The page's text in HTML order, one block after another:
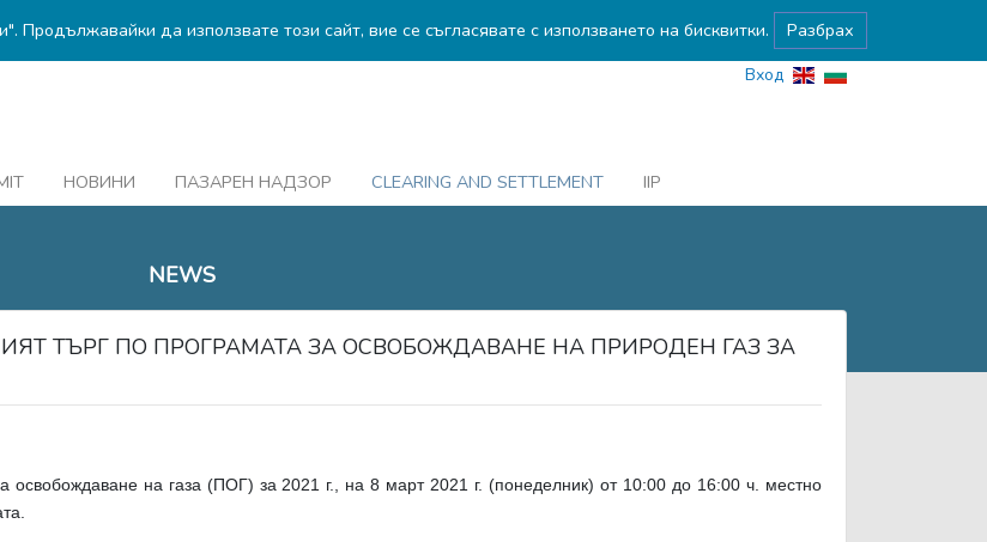
Продължавайки да използвате този сайт, вие се съгласявате с използването на бисквитки. Разбрах
Вход
НОВИНИ ПАЗАРЕН НАДЗОР CLEARING AND SETTLEMENT
IIP
NEWS
ТЪРГ ПО ПРОГРАМАТА ЗА ОСВОБОЖДАВАНЕ НА ПРИРОДЕН ГАЗ ЗА
освобождаване на газа (ПОГ) за 2021 г., на 8 март 2021 г. (понеделник) от 10:00 до 16:00 ч. местно